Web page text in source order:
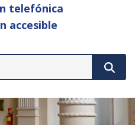
telefónica
accesible